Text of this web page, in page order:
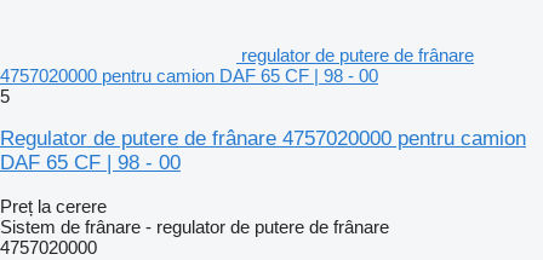
regulator de putere de frânare
4757020000 pentru camion DAF 65 CF | 98 - 00
5
Regulator de putere de frânare 4757020000 pentru camion
DAF 65 CF | 98 - 00
Preț la cerere
Sistem de frânare - regulator de putere de frânare
4757020000